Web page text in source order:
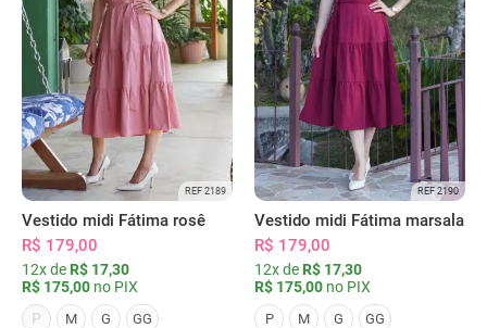
REF 2189
Vestido midi Fátima rosê
R$ 179,00
12x de R$ 17,30
R$ 175,00 no PIX
P
M G GG
REF 2190
Vestido midi Fátima marsala
R$ 179,00
12x de R$ 17,30
R$ 175,00 no PIX
P M G GG